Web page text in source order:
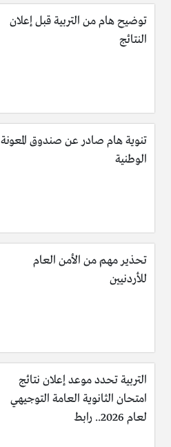
توضيح هام من التربية قبل إعلان
النتائج
تنوية هام صادر عن صندوق المعونة
الوطنية
تحذير مهم من الأمن العام
للأردنيين
التربية تحدد موعد إعلان نتائج
امتحان الثانوية العامة التوجيهي
لعام 2026.. رابط